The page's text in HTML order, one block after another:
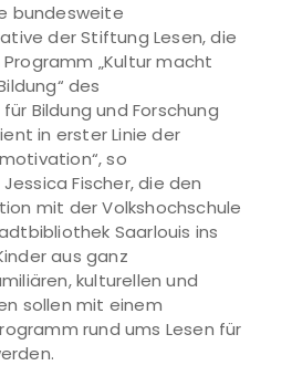
bundesweite
der Stiftung Lesen, die
„Kultur macht
des
Bildung und Forschung
in erster Linie der
so
Fischer, die den
mit der Volkshochschule
Saarlouis ins
aus ganz
kulturellen und
sollen mit einem
rund ums Lesen für